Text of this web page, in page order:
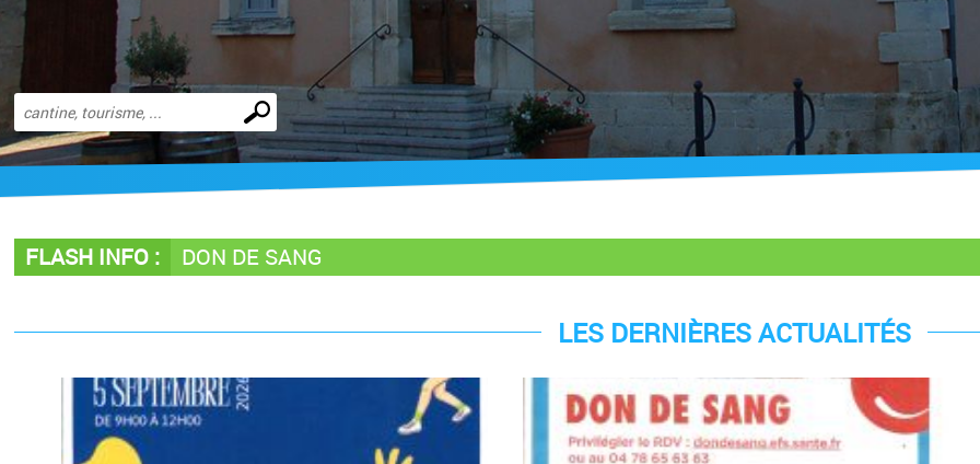
Effectuer
une
recherche
FLASH INFO : DON DE SANG
LES DERNIÈRES ACTUALITÉS